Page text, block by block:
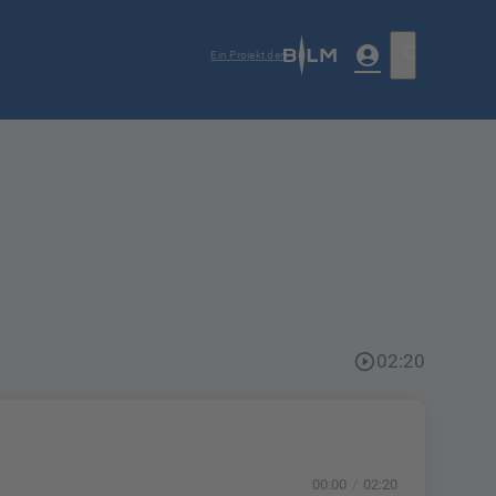
Ein Projekt der account_circle
play_circle_outline02:20
00:00 02:20